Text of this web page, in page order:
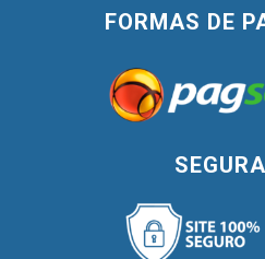
FORMAS DE